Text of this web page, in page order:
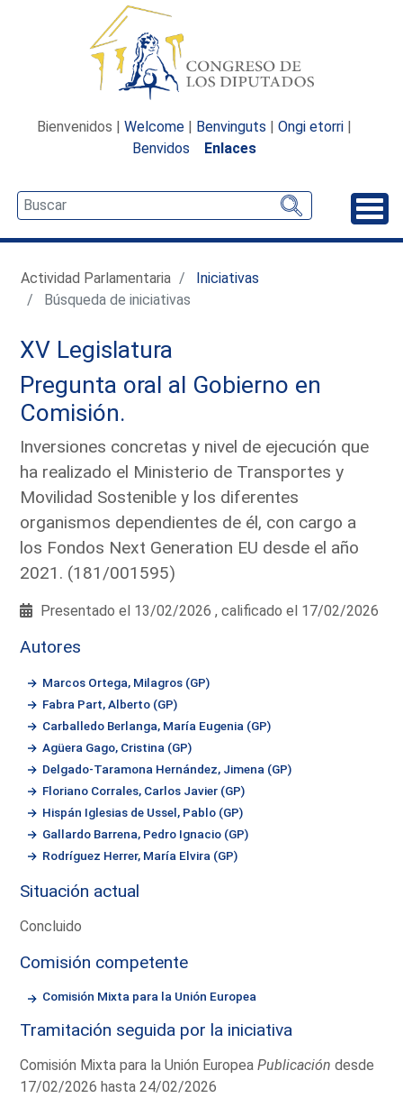
Bienvenidos | Welcome | Benvinguts | Ongi etorri |
Benvidos
Enlaces
Actividad Parlamentaria
Iniciativas
Búsqueda de iniciativas
XV Legislatura
Pregunta oral al Gobierno en
Comisión.
Inversiones concretas y nivel de ejecución que
ha realizado el Ministerio de Transportes y
Movilidad Sostenible y los diferentes
organismos dependientes de él, con cargo a
los Fondos Next Generation EU desde el año
2021. (181/001595)
Presentado el 13/02/2026 , calificado el 17/02/2026
Autores
Marcos Ortega, Milagros (GP)
Fabra Part, Alberto (GP)
Carballedo Berlanga, María Eugenia (GP)
Agüera Gago, Cristina (GP)
Delgado-Taramona Hernández, Jimena (GP)
Floriano Corrales, Carlos Javier (GP)
Hispán Iglesias de Ussel, Pablo (GP)
Gallardo Barrena, Pedro Ignacio (GP)
Rodríguez Herrer, María Elvira (GP)
Situación actual
Concluido
Comisión competente
Comisión Mixta para la Unión Europea
Tramitación seguida por la iniciativa
Comisión Mixta para la Unión EuropeaPublicación desde
17/02/2026 hasta 24/02/2026